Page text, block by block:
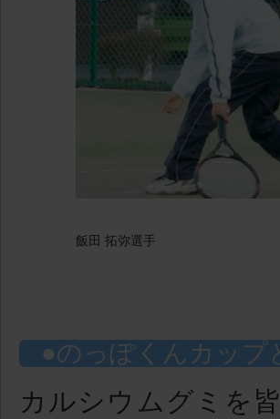
飯田 拓弥選手
のっぽくんカップ
カルシウムグミを